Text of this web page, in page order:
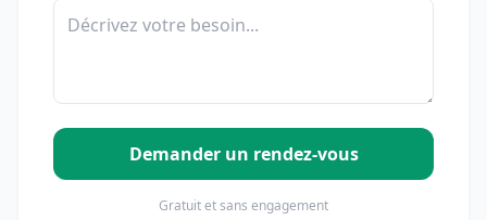
Demander un rendez-vous
Gratuit et sans engagement